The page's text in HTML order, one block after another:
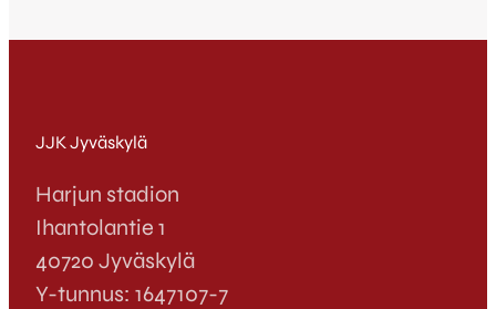
JJK Jyväskylä
Harjun stadion
Ihantolantie 1
40720 Jyväskylä
Y-tunnus: 1647107-7